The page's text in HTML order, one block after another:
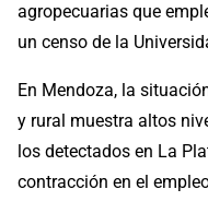
agropecuarias que
un censo de la
En Mendoza, la
y rural muestra altos
los detectados en La
contracción en el